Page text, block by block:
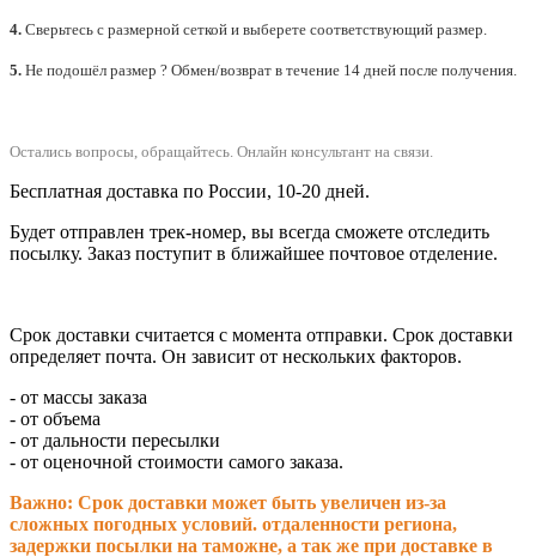
4. Сверьтесь с размерной сеткой и выберете соответствующий размер.
5. Не подошёл размер ? Обмен/возврат в течение 14 дней после получения.
Остались вопросы, обращайтесь. Онлайн консультант на связи.
Бесплатная доставка по России, 10-20 дней.
Будет отправлен трек-номер, вы всегда сможете отследить
посылку. Заказ поступит в ближайшее почтовое отделение.
Срок доставки считается с момента отправки. Срок доставки
определяет почта. Он зависит от нескольких факторов.
- от массы заказа
- от объема
- от дальности пересылки
- от оценочной стоимости самого заказа.
Важно: Срок доставки может быть увеличен из-за
сложных погодных условий. отдаленности региона,
задержки посылки на таможне, а так же при доставке в